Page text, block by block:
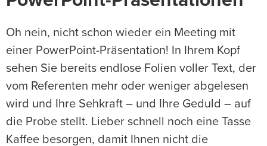
Oh nein, nicht schon wieder ein Meeting mit
einer PowerPoint-Präsentation! In Ihrem Kopf
sehen Sie bereits endlose Folien voller Text, der
vom Referenten mehr oder weniger abgelesen
wird und Ihre Sehkraft – und Ihre Geduld – auf
die Probe stellt. Lieber schnell noch eine Tasse
Kaffee besorgen, damit Ihnen nicht die